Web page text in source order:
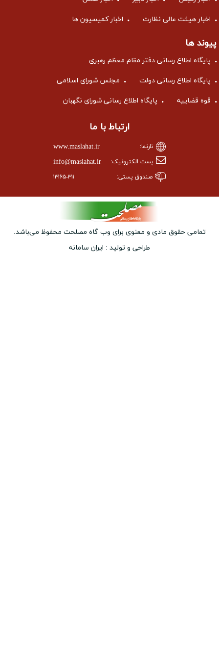
نظارت اخبار کمیسیون ها
رسانی دفتر مقام معظم رهبری
رسانی دولت مجلس شورای اسلامی
پایگاه اطلاع رسانی شورای نگهبان
www.maslahat.ir
پست الکترونیک: info@maslahat.ir
صندوق پستی:
مادی و معنوی برای وب ‌گاه مصلحت محفوظ می‌باشد.
طراحی و تولید :ایران سامانه